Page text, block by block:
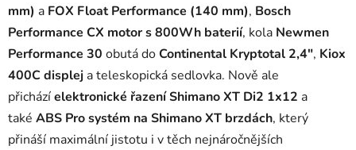
mm) a FOX Float Performance (140 mm), Bosch
Performance CX motor s 800Wh baterií, kola Newmen
Performance 30 obutá doContinental Kryptotal 2,4", Kiox
400C displej a teleskopická sedlovka. Nově ale
přicházíelektronické řazení Shimano XT Di2 1x12 a
také ABS Pro systém na Shimano XT brzdách, který
přináší maximální jistotu i v těch nejnáročnějších